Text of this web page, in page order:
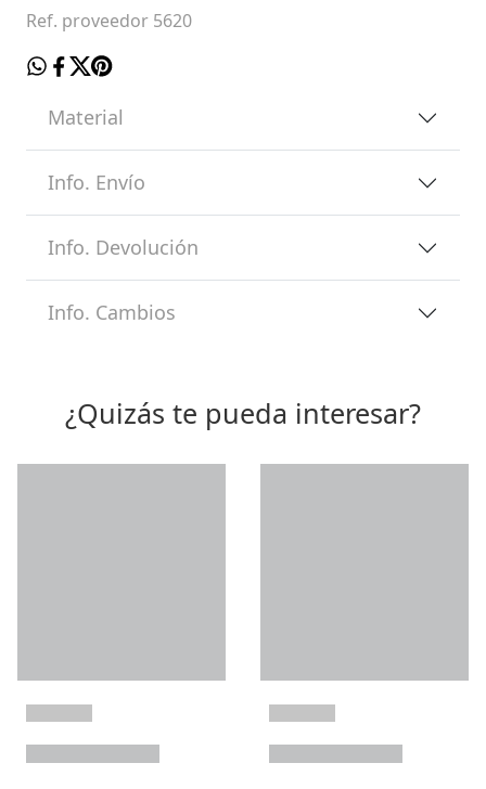
Ref. proveedor 5620
Material
Info. Envío
Info. Devolución
Info. Cambios
¿Quizás te pueda interesar?